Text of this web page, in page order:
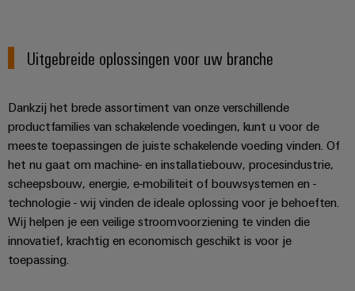
Uitgebreide oplossingen voor uw branche
Dankzij het brede assortiment van onze verschillende
productfamilies van schakelende voedingen, kunt u voor de
meeste toepassingen de juiste schakelende voeding vinden. Of
het nu gaat om machine- en installatiebouw, procesindustrie,
scheepsbouw, energie, e-mobiliteit of bouwsystemen en -
technologie - wij vinden de ideale oplossing voor je behoeften.
Wij helpen je een veilige stroomvoorziening te vinden die
innovatief, krachtig en economisch geschikt is voor je
toepassing.